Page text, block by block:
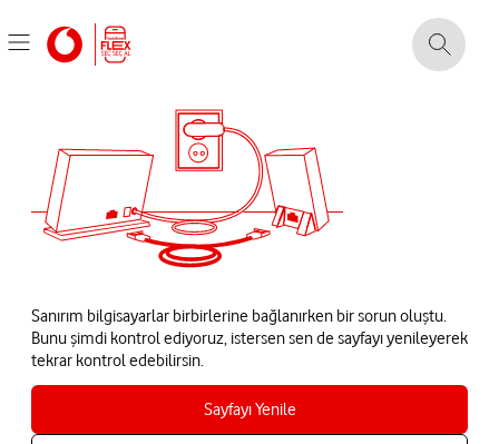
Sanırım bilgisayarlar birbirlerine bağlanırken bir sorun oluştu.
Bunu şimdi kontrol ediyoruz, istersen sen de sayfayı yenileyerek
tekrar kontrol edebilirsin.
Sayfayı Yenile